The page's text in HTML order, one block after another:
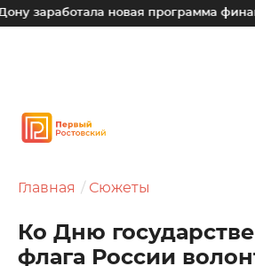
новая программа финансовой
Главная Сюжеты
Ко Дню
флага России